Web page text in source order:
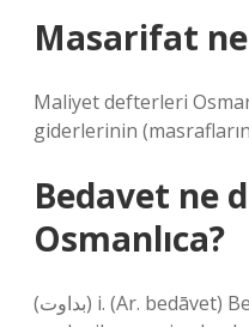
Masarifat
Maliyet defterleri
giderlerinin
Bedavet ne
Osmanlıca?
(ﺑﺪﺍﻭﺕ) i. (Ar. bedāvet) Bedevi olmak, göçebelik,